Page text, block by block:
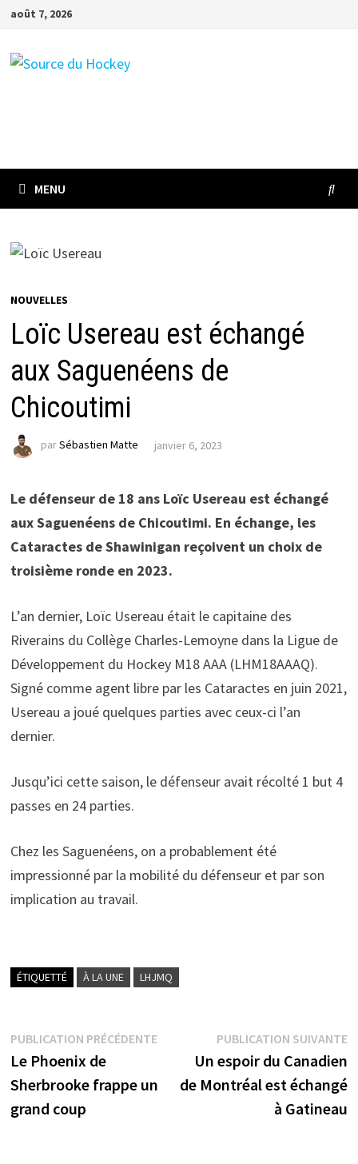
Passer
contenu
août 7, 2026
MENU
NOUVELLES
Loïc Usereau est échangé
aux Saguenéens de
Chicoutimi
parSébastien Matte janvier 6, 2023
Le défenseur de 18 ans Loïc Usereau est échangé
aux Saguenéens de Chicoutimi. En échange, les
Cataractes de Shawinigan reçoivent un choix de
troisième ronde en 2023.
L’an dernier, Loïc Usereau était le capitaine des
Riverains du Collège Charles-Lemoyne dans la Ligue de
Développement du Hockey M18 AAA (LHM18AAAQ).
Signé comme agent libre par les Cataractes en juin 2021,
Usereau a joué quelques parties avec ceux-ci l’an
dernier.
Jusqu’ici cette saison, le défenseur avait récolté 1 but 4
passes en 24 parties.
Chez les Saguenéens, on a probablement été
impressionné par la mobilité du défenseur et par son
implication au travail.
ÉTIQUETTÉ À LA UNE LHJMQ
Navigation
de
l’article
PUBLICATION PRÉCÉDENTEPublication
précédente :
Le Phoenix de
Sherbrooke frappe un
grand coup
PUBLICATION SUIVANTE
Un espoir du Canadien
de Montréal est échangé
à Gatineau